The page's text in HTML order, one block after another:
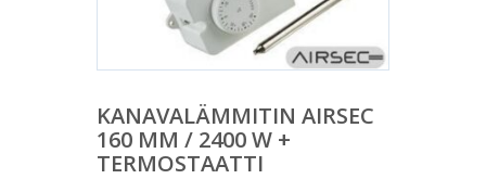
KANAVALÄMMITIN AIRSEC
160 MM / 2400 W +
TERMOSTAATTI